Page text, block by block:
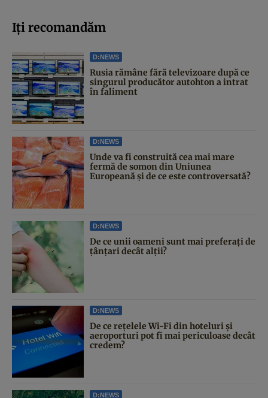
Iți recomandăm
D:NEWS
Rusia rămâne fără televizoare după ce
singurul producător autohton a intrat
în faliment
D:NEWS
Unde va fi construită cea mai mare
fermă de somon din Uniunea
Europeană și de ce este controversată?
D:NEWS
De ce unii oameni sunt mai preferați de
țânțari decât alții?
D:NEWS
De ce rețelele Wi-Fi din hoteluri și
aeroporturi pot fi mai periculoase decât
credem?
D:NEWS